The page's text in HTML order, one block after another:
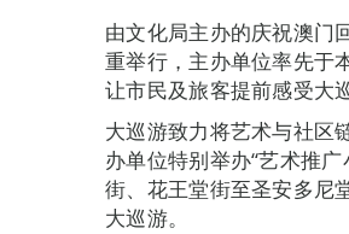
由文化局主办的庆祝澳门
重举行，主办单位率先于
让市民及旅客提前感受大
大巡游致力将艺术与社区
办单位特别举办“艺术推
街、花王堂街至圣安多尼
大巡游。